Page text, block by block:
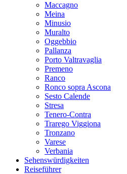
Maccagno
Meina
Minusio
Muralto
Oggebbio
Pallanza
Porto Valtravaglia
Premeno
Ranco
Ronco sopra Ascona
Sesto Calende
Stresa
Tenero-Contra
Trarego Viggiona
Tronzano
Varese
Verbania
Sehenswürdigkeiten
Reiseführer